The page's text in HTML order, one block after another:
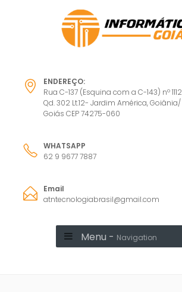
ENDEREÇO:
Rua C-137 (Esquina com a C-143) nº 1112
Qd. 302 Lt.12- Jardim América, Goiânia/
Goiás CEP 74275-060
WHATSAPP
62 9 9677 7887
Email
atntecnologiabrasil@gmail.com
Menu - Navigation